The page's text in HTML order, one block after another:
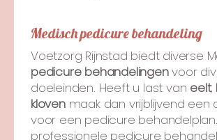
Medisch pedicure behandeling
Voetzorg Rijnstad biedt diverse
pedicure behandelingenvoor
doeleinden. Heeft u last van eelt,
klovenmaak dan vrijblijvend een
voor een pedicure
professionele pedicure